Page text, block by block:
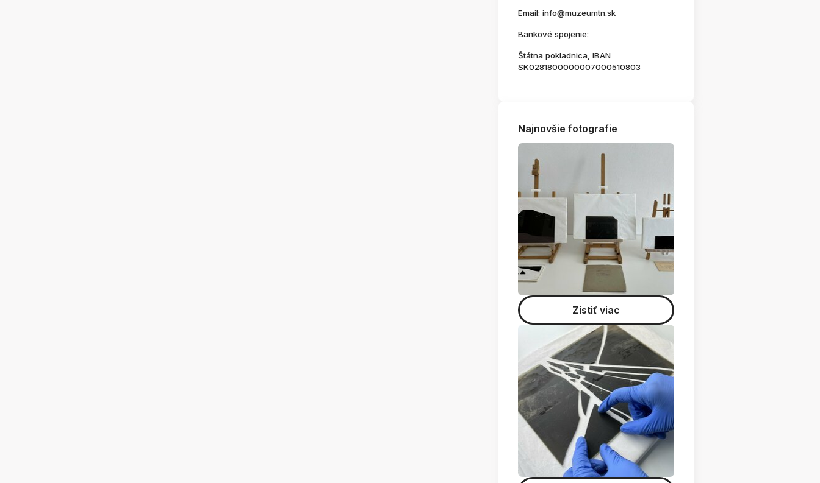
Email: info@muzeumtn.sk
Bankové spojenie:
Štátna pokladnica, IBAN
SK0281800000007000510803
Najnovšie fotografie
Zistiť viac